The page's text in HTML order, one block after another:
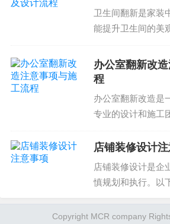
卫生间翻新是家装
能提升卫生间的美
需要注意事项和流
帮助您避免潜在问
办公室翻新改
程
办公室翻新改造是
专业的设计和施工
室翻新改造的注意
重要。这样可以帮
到美观且高效的办
店铺装修设计
店铺装修设计是企
慎规划和执行。以
到店铺装修的质量
Copyright MCR company